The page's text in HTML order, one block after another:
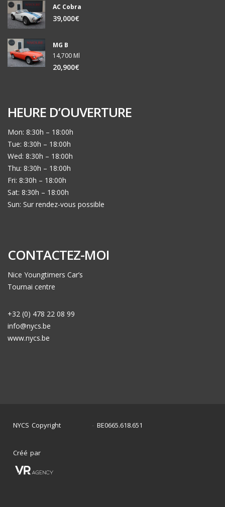
AC Cobra
39,000€
MG B
14,700 Ml
20,900€
HEURE D’OUVERTURE
Mon: 8:30h – 18:00h
Tue: 8:30h – 18:00h
Wed: 8:30h – 18:00h
Thu: 8:30h – 18:00h
Fri: 8:30h – 18:00h
Sat: 8:30h – 18:00h
Sun: Sur rendez-vous possible
CONTACTEZ-MOI
Nice Youngtimers Car’s
Tournai centre
+32 (0) 478 22 08 99
info@nycs.be
www.nycs.be
NYCS Copyright - BE0665.618.651
Créé par